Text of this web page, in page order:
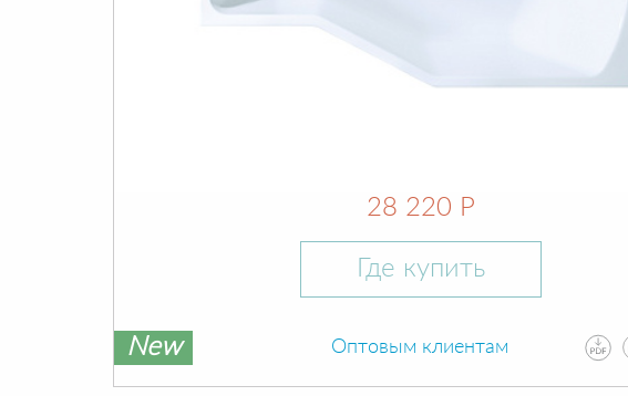
28 220 Р
Где купить
New Оптовым клиентам